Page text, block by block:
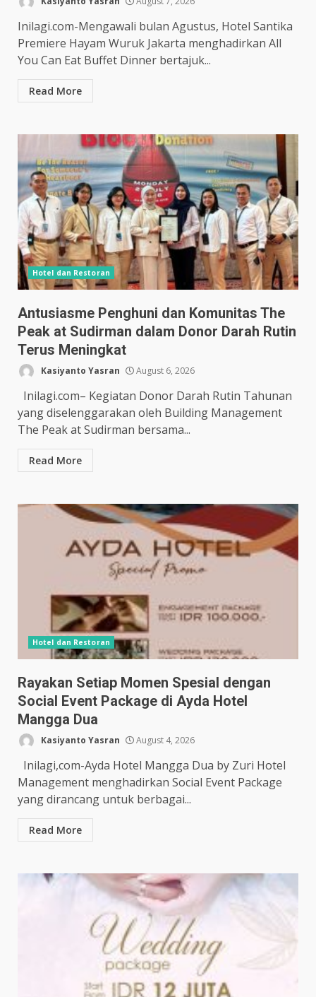
Inilagi.com-Mengawali bulan Agustus, Hotel Santika
Premiere Hayam Wuruk Jakarta menghadirkan All
You Can Eat Buffet Dinner bertajuk...
Read More
Hotel dan Restoran
Antusiasme Penghuni dan Komunitas The
Peak at Sudirman dalam Donor Darah Rutin
Terus Meningkat
Kasiyanto Yasran August 6, 2026
Inilagi.com– Kegiatan Donor Darah Rutin Tahunan
yang diselenggarakan oleh Building Management
The Peak at Sudirman bersama...
Read More
Hotel dan Restoran
Rayakan Setiap Momen Spesial dengan
Social Event Package di Ayda Hotel
Mangga Dua
Kasiyanto Yasran August 4, 2026
Inilagi,com-Ayda Hotel Mangga Dua by Zuri Hotel
Management menghadirkan Social Event Package
yang dirancang untuk berbagai...
Read More